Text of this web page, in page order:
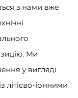
з нами вже
Ми
у вигляді
літієво-іонними